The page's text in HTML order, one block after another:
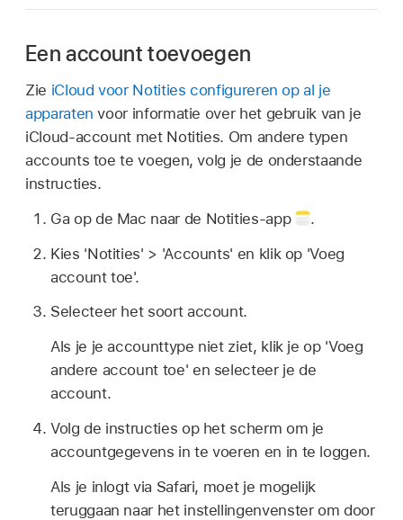
Een account toevoegen
Zie iCloud voor Notities configureren op al je
apparaten voor informatie over het gebruik van je
iCloud-account met Notities. Om andere typen
accounts toe te voegen, volg je de onderstaande
instructies.
Ga op de Mac naar de Notities-app
.
Kies 'Notities' > 'Accounts' en klik op 'Voeg
account toe'.
Selecteer het soort account.
Als je je accounttype niet ziet, klik je op 'Voeg
andere account toe' en selecteer je de
account.
Volg de instructies op het scherm om je
accountgegevens in te voeren en in te loggen.
Als je inlogt via Safari, moet je mogelijk
teruggaan naar het instellingenvenster om door